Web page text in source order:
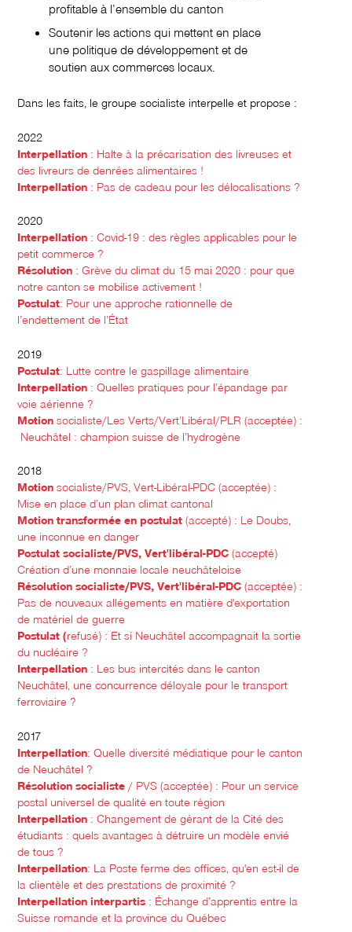
profitable à l’ensemble du canton
Soutenir les actions qui mettent en place
une politique de développement et de
soutien aux commerces locaux.
Dans les faits, le groupe socialiste interpelle et propose :
2022
Interpellation : Halte à la précarisation des livreuses et
des livreurs de denrées alimentaires !
Interpellation : Pas de cadeau pour les délocalisations ?
2020
Interpellation : Covid-19 : des règles applicables pour le
petit commerce ?
Résolution : Grève du climat du 15 mai 2020 : pour que
notre canton se mobilise activement !
Postulat: Pour une approche rationnelle de
l’endettement de l’État
2019
Postulat: Lutte contre le gaspillage alimentaire
Interpellation : Quelles pratiques pour l’épandage par
voie aérienne ?
Motionsocialiste/Les Verts/Vert’Libéral/PLR (acceptée) :
Neuchâtel : champion suisse de l’hydrogène
2018
Motion socialiste/PVS, Vert-Libéral-PDC (acceptée) :
Mise en place d’un plan climat cantonal
Motion transformée en postulat (accepté) : Le Doubs,
une inconnue en danger
Postulat socialiste/PVS, Vert'libéral-PDC(accepté)
Création d’une monnaie locale neuchâteloise
Résolution socialiste/PVS, Vert'libéral-PDC (acceptée) :
Pas de nouveaux allégements en matière d'exportation
de matériel de guerre
Postulat (refusé) : Et si Neuchâtel accompagnait la sortie
du nucléaire ?
Interpellation : Les bus intercités dans le canton
Neuchâtel, une concurrence déloyale pour le transport
ferroviaire ?
2017
Interpellation: Quelle diversité médiatique pour le canton
de Neuchâtel ?
Résolution socialiste / PVS (acceptée) : Pour un service
postal universel de qualité en toute région
Interpellation : Changement de gérant de la Cité des
étudiants : quels avantages à détruire un modèle envié
de tous ?
Interpellation: La Poste ferme des offices, qu'en est-il de
la clientèle et des prestations de proximité ?
Interpellation interpartis : Échange d’apprentis entre la
Suisse romande et la province du Québec